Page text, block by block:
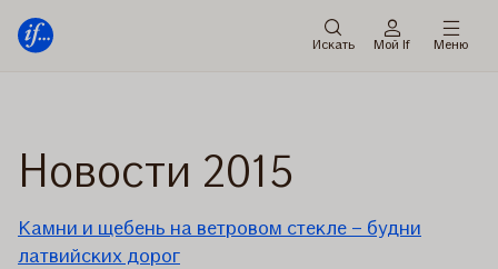
Искать Мой If Меню
Новости 2015
Камни и щебень на ветровом стекле – будни
латвийских дорог